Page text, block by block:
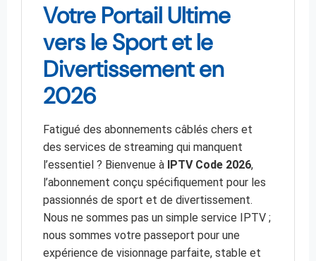
Votre Portail Ultime
vers le Sport et le
Divertissement en
2026
Fatigué des abonnements câblés chers et
des services de streaming qui manquent
l’essentiel ? Bienvenue à IPTV Code 2026,
l’abonnement conçu spécifiquement pour les
passionnés de sport et de divertissement.
Nous ne sommes pas un simple service IPTV ;
nous sommes votre passeport pour une
expérience de visionnage parfaite, stable et